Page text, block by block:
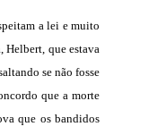
a lei e muito
Helbert, que estava
se não fosse
que a morte
que os bandidos